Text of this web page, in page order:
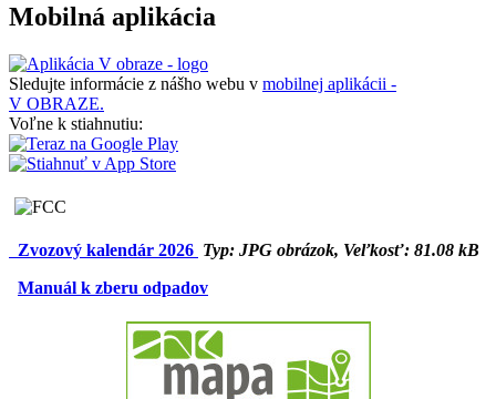
Mobilná aplikácia
Sledujte informácie z nášho webu v mobilnej aplikácii -
V OBRAZE.
Voľne k stiahnutiu:
Zvozový kalendár 2026 Typ: JPG obrázok, Veľkosť: 81.08 kB
Manuál k zberu odpadov